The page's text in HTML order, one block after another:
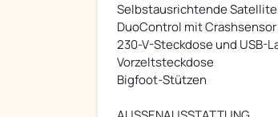
Selbstausrichtende
DuoControl mit
230-V-Steckdose und USB-
Vorzeltsteckdose
Bigfoot-Stützen